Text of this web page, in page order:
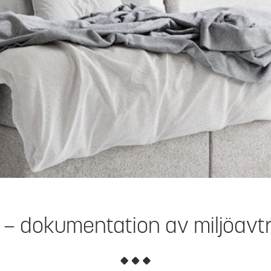
– dokumentation av